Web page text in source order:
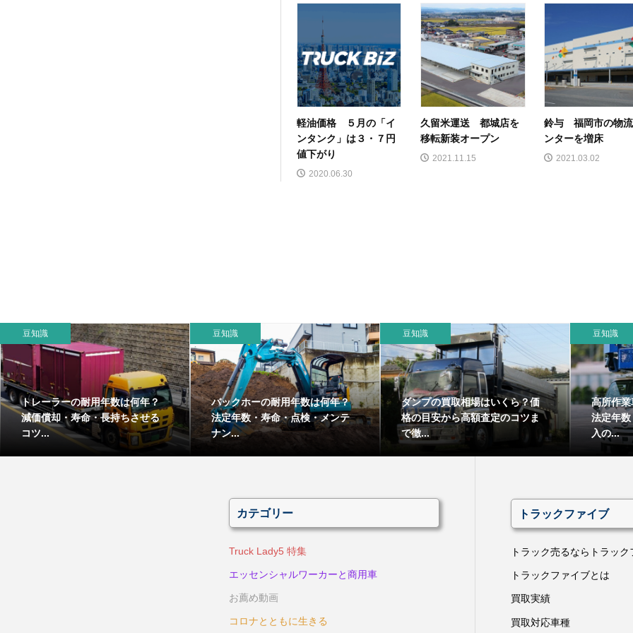
軽油価格 ５月の「イ
ンタンク」は３・７円
値下がり
2020.06.30
久留米運送 都城店を
移転新装オープン
2021.11.15
鈴与 福岡市の物
ンターを増床
2021.03.02
豆知識
トレーラーの耐用年数は何年？
減価償却・寿命・長持ちさせる
コツ...
豆知識
バックホーの耐用年数は何年？
法定年数・寿命・点検・メンテ
ナン...
豆知識
ダンプの買取相場はいくら？価
格の目安から高額査定のコツま
で徹...
豆知識
高所作
法定年
入の...
カテゴリー
Truck Lady5 特集
エッセンシャルワーカーと商用車
お薦め動画
コロナとともに生きる
トラックファイブ
トラック売るならトラック
トラックファイブとは
買取実績
買取対応車種